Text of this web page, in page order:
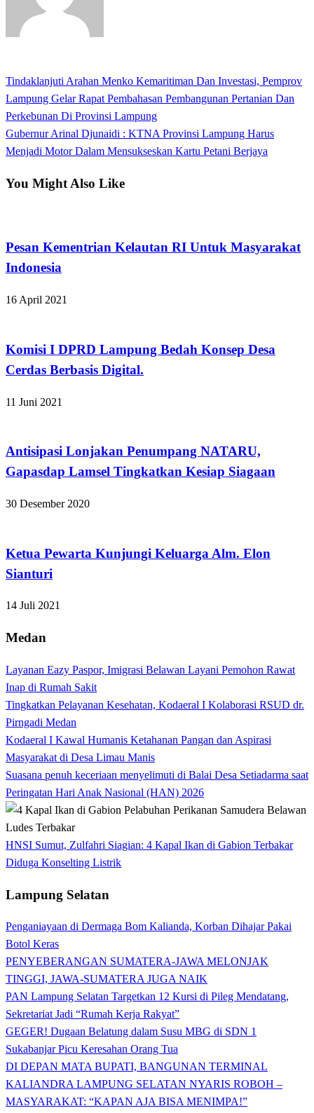
Navigasi
pos
Previous
Post
Tindaklanjuti Arahan Menko Kemaritiman Dan Investasi, Pemprov
Lampung Gelar Rapat Pembahasan Pembangunan Pertanian Dan
Perkebunan Di Provinsi Lampung
Next
Post
Gubernur Arinal Djunaidi : KTNA Provinsi Lampung Harus
Menjadi Motor Dalam Mensukseskan Kartu Petani Berjaya
You Might Also Like
Pesan Kementrian Kelautan RI Untuk Masyarakat
Indonesia
16 April 2021
Komisi I DPRD Lampung Bedah Konsep Desa
Cerdas Berbasis Digital.
11 Juni 2021
Antisipasi Lonjakan Penumpang NATARU,
Gapasdap Lamsel Tingkatkan Kesiap Siagaan
30 Desember 2020
Ketua Pewarta Kunjungi Keluarga Alm. Elon
Sianturi
14 Juli 2021
Medan
Layanan Eazy Paspor, Imigrasi Belawan Layani Pemohon Rawat
Inap di Rumah Sakit
Tingkatkan Pelayanan Kesehatan, Kodaeral I Kolaborasi RSUD dr.
Pirngadi Medan‎
Kodaeral I Kawal Humanis Ketahanan Pangan dan Aspirasi
Masyarakat di Desa Limau Manis
Suasana penuh keceriaan menyelimuti di Balai Desa Setiadarma saat
Peringatan Hari Anak Nasional (HAN) 2026
HNSI Sumut, Zulfahri Siagian: 4 Kapal Ikan di Gabion Terbakar
Diduga Konselting Listrik
Lampung Selatan
Penganiayaan di Dermaga Bom Kalianda, Korban Dihajar Pakai
Botol Keras
PENYEBERANGAN SUMATERA-JAWA MELONJAK
TINGGI, JAWA-SUMATERA JUGA NAIK
PAN Lampung Selatan Targetkan 12 Kursi di Pileg Mendatang,
Sekretariat Jadi “Rumah Kerja Rakyat”
GEGER! Dugaan Belatung dalam Susu MBG di SDN 1
Sukabanjar Picu Keresahan Orang Tua
DI DEPAN MATA BUPATI, BANGUNAN TERMINAL
KALIANDRA LAMPUNG SELATAN NYARIS ROBOH –
MASYARAKAT: “KAPAN AJA BISA MENIMPA!”